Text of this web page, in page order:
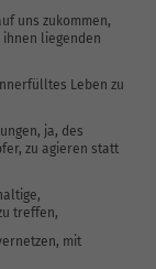
uns zukommen,
ihnen liegenden
Leben zu
ja, des
zu agieren statt
treffen,
mit